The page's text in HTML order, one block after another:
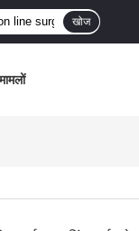
खोज
मामलों